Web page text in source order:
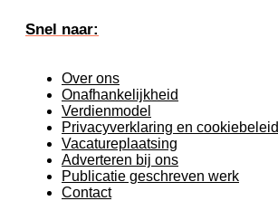
Snel naar:
Over ons
Onafhankelijkheid
Verdienmodel
Privacyverklaring en cookiebeleid
Vacatureplaatsing
Adverteren bij ons
Publicatie geschreven werk
Contact